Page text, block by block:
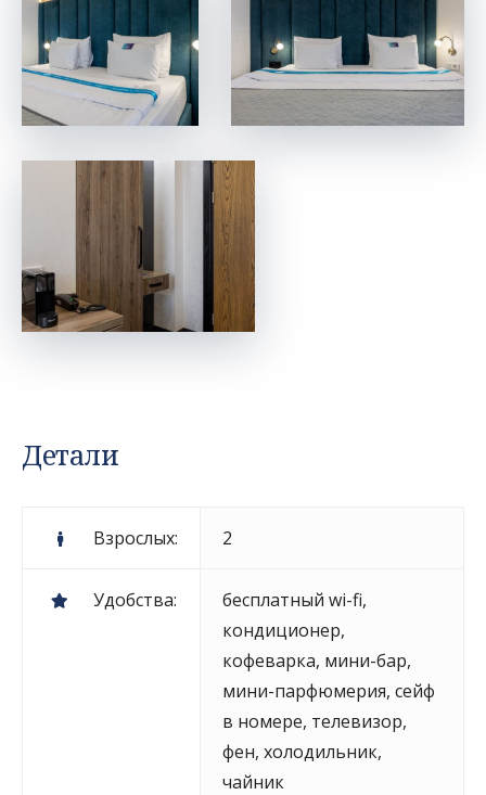
Детали
Взрослых: 2
Удобства: бесплатный wi-fi,
кондиционер,
кофеварка, мини-бар,
мини-парфюмерия, сейф
в номере, телевизор,
фен, холодильник,
чайник